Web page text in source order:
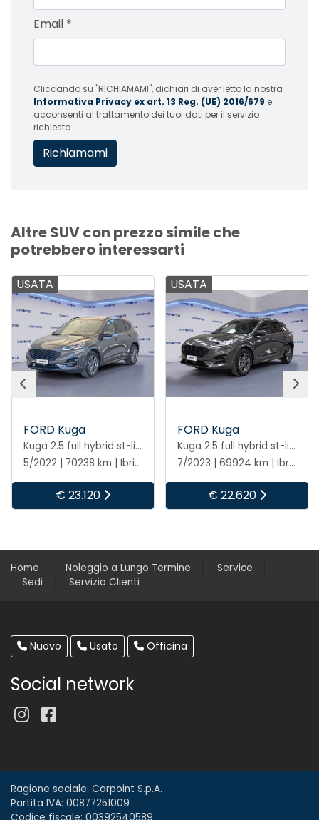
Email *
Cliccando su "RICHIAMAMI", dichiari di aver letto la nostra
Informativa Privacy ex art. 13 Reg. (UE) 2016/679 e
acconsenti al trattamento dei tuoi dati per il servizio
richiesto.
Altre SUV con prezzo simile che
potrebbero interessarti
USATA
FORD Kuga
Kuga 2.5 full hybrid st-line x 2wd 190cv cvt
5/2022 | 70238 km | Ibrida | Automatico
€ 23.120
USATA
FORD Kuga
Kuga 2.5 full hybrid st-line x 2wd 190cv cvt
7/2023 | 69924 km | Ibrida | Automatico
€ 22.620
Home Noleggio a Lungo Termine
Service
Sedi
Servizio Clienti
Nuovo Usato Officina
Social network
Ragione sociale: Carpoint S.p.A.
Partita IVA: 00877251009
Codice fiscale: 00392540589